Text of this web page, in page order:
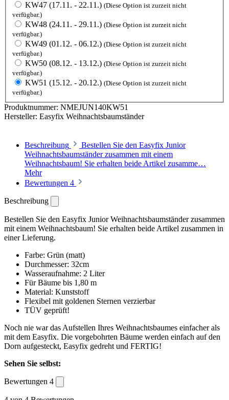
KW47 (17.11. - 22.11.) (Diese Option ist zurzeit nicht
verfügbar.)
KW48 (24.11. - 29.11.) (Diese Option ist zurzeit nicht
verfügbar.)
KW49 (01.12. - 06.12.) (Diese Option ist zurzeit nicht
verfügbar.)
KW50 (08.12. - 13.12.) (Diese Option ist zurzeit nicht
verfügbar.)
KW51 (15.12. - 20.12.) (Diese Option ist zurzeit nicht
verfügbar.)
Produktnummer: NMEJUN140KW51
Hersteller: Easyfix Weihnachtsbaumständer
Beschreibung
Bestellen Sie den Easyfix Junior
Weihnachtsbaumständer zusammen mit einem
Weihnachtsbaum! Sie erhalten beide Artikel zusamme…
Mehr
Bewertungen 4
Beschreibung
Bestellen Sie den Easyfix Junior Weihnachtsbaumständer zusammen
mit einem Weihnachtsbaum! Sie erhalten beide Artikel zusammen in
einer Lieferung.
Farbe: Grün (matt)
Durchmesser: 32cm
Wasseraufnahme: 2 Liter
Für Bäume bis 1,80 m
Material: Kunststoff
Flexibel mit goldenen Sternen verzierbar
TÜV geprüft!
Noch nie war das Aufstellen Ihres Weihnachtsbaumes einfacher als
mit dem Easyfix. Die vorgebohrten Bäume werden einfach auf den
Dorn aufgesteckt, Easyfix gedreht und FERTIG!
Sehen Sie selbst:
Bewertungen 4